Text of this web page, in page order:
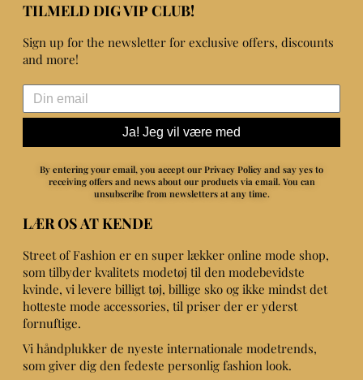
TILMELD DIG VIP CLUB!
Sign up for the newsletter for exclusive offers, discounts
and more!
Ja! Jeg vil være med
By entering your email, you accept our Privacy Policy and say yes to
receiving offers and news about our products via email. You can
unsubscribe from newsletters at any time.
LÆR OS AT KENDE
Street of Fashion er en super lækker online mode shop,
som tilbyder kvalitets modetøj til den modebevidste
kvinde, vi levere billigt tøj, billige sko og ikke mindst det
hotteste mode accessories, til priser der er yderst
fornuftige.
Vi håndplukker de nyeste internationale modetrends,
som giver dig den fedeste personlig fashion look.